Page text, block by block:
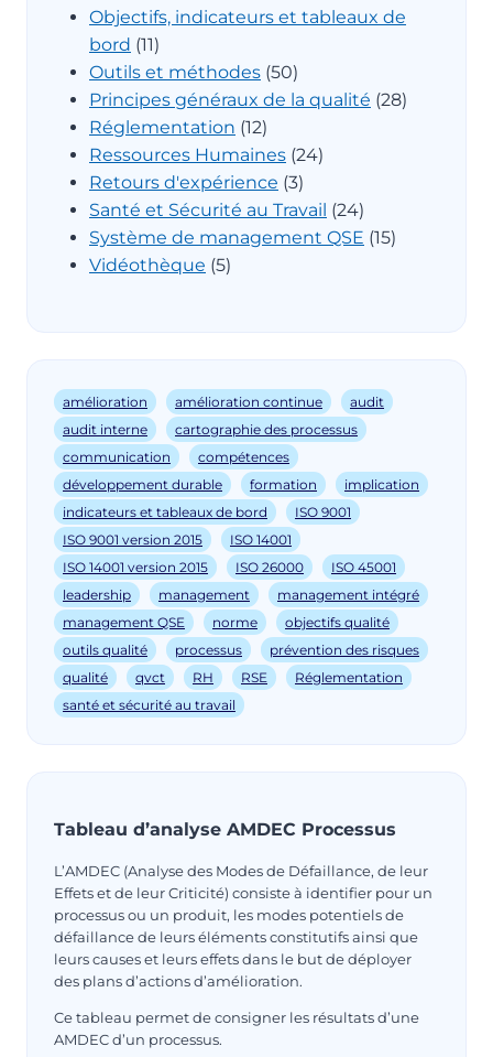
Objectifs, indicateurs et tableaux de
bord (11)
Outils et méthodes (50)
Principes généraux de la qualité (28)
Réglementation (12)
Ressources Humaines (24)
Retours d'expérience (3)
Santé et Sécurité au Travail (24)
Système de management QSE (15)
Vidéothèque (5)
amélioration amélioration continue
audit
audit interne
cartographie des processus
communication
compétences
développement durable
formation
implication
indicateurs et tableaux de bord
ISO 9001
ISO 9001 version 2015
ISO 14001
ISO 14001 version 2015
ISO 26000
ISO 45001
leadership
management
management intégré
management QSE
norme
objectifs qualité
outils qualité
processus
prévention des risques
qualité
qvct RH RSE
Réglementation
santé et sécurité au travail
Tableau d’analyse AMDEC Processus
L’AMDEC (Analyse des Modes de Défaillance, de leur
Effets et de leur Criticité) consiste à identifier pour un
processus ou un produit, les modes potentiels de
défaillance de leurs éléments constitutifs ainsi que
leurs causes et leurs effets dans le but de déployer
des plans d’actions d’amélioration.
Ce tableau permet de consigner les résultats d’une
AMDEC d’un processus.